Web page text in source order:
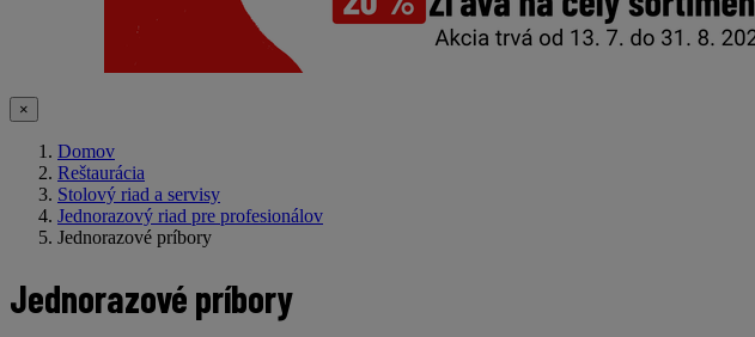
×
Domov
Reštaurácia
Stolový riad a servisy
Jednorazový riad pre profesionálov
Jednorazové príbory
Jednorazové príbory